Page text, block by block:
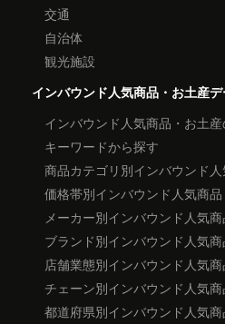
交通
自治体
観光施設
インバウンド人気商品・お土産デ
インバウンド人気商品・お土
キーワードから探す
商品カテゴリ別インバウンド
価格帯別インバウンド人気商
メーカー別インバウンド人気
ブランド別インバウンド人気
店舗業態別インバウンド人気
チェーン別インバウンド人気
都道府県別インバウンド人気